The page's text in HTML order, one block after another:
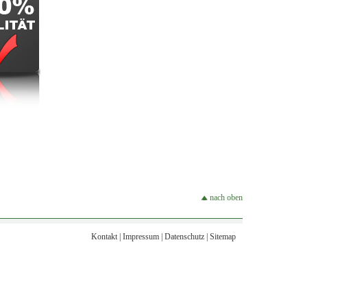
nach oben
Kontakt| Impressum| Datenschutz| Sitemap